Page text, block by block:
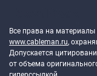
Все права на
www.cableman.ru,
Допускается
от объема